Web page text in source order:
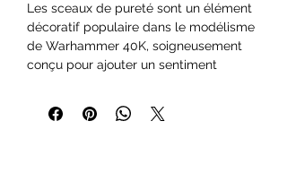
Les sceaux de pureté sont un élément
décoratif populaire dans le modélisme
de Warhammer 40K, soigneusement
conçu pour ajouter un sentiment
figurines. Ces sceaux sont de petits
rouleaux ou rubans qui s'attachent à